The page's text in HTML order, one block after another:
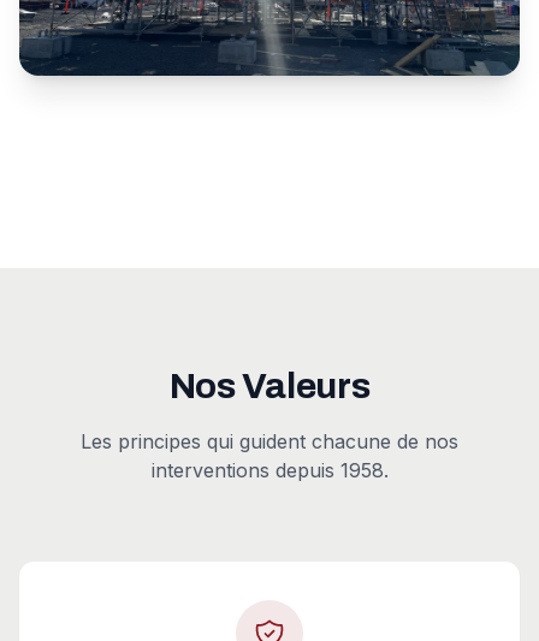
Nos Valeurs
Les principes qui guident chacune de nos
interventions depuis 1958.